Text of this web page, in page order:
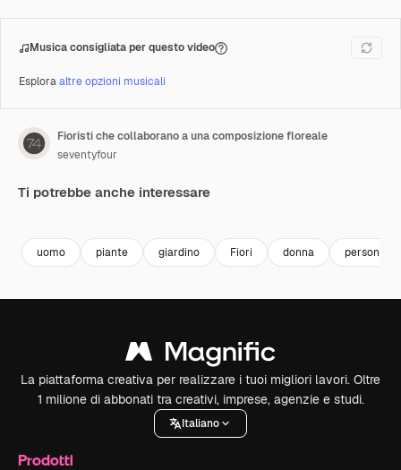
Musica consigliata per questo video
Esploraaltre opzioni musicali
Fioristi che collaborano a una composizione floreale
seventyfour
Ti potrebbe anche interessare
uomo piante giardino Fiori donna persone
La piattaforma creativa per realizzare i tuoi migliori lavori. Oltre
1 milione di abbonati tra creativi, imprese, agenzie e studi.
Italiano
Prodotti